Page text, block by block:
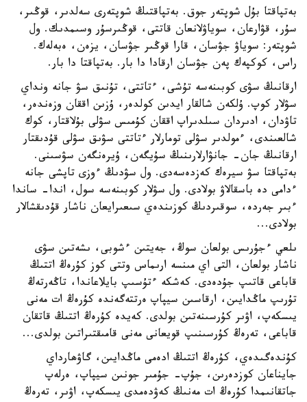
بەتپاقتا بۇل شوپتەر جوق. بەتپاقتىڭ شوپتەرى سەلدىر، قوڭىر،
سۇر، قۋارعان، سوياۋلانعان قاتتى، قوڭىرسۇر وسىمدىك. ول
شوپتەر: سوياۋ جۋسان، قارا قوڭىر جۋسان، يزەن، ەبەلەك.
راس، كوكپەك پەن جۋسان ارقادا دا بار. بەتپاقتا دا بار.
ارقانىڭ سۋى كوبىنەسە تۇشى، ءتاتتى، تۇنىق سۋ جانە ونداي
سۋلار كوپ. ۇلكەن شالقار ايدىن كولدەر، ۇزىن اققان وزەندەر،
تاۋدان، ادىردان سىلدىراپ اققان كۇمىس سۋلى بۇلاقتار، كوك
شالعىندى، ءمولدىر سۋلى تومارلار ءتاتتى سۋىق سۋلى قۇدىقتار
ارقانىڭ جان- جانۋارلارىنىڭ سۇيگەن، ۇيرەنگەن سۋسىنى.
بەتپاقتا سۋ سيرەك كەزدەسەدى. ول سۋدىڭ ءوزى تاپشى جانە
ءدامى دە باسقالاۋ بولادى. ول سۋلار كوبىنەسە سول، اندا- ساندا
ءبىر جەردە، سوقىردىڭ كوزىندەي سىعىرايعان ناشار قۇدىقشالار
بولادى...
ىلعي ءجۇرىس بولعان سوڭ، جەيتىن ءشوبى، ىشەتىن سۋى
ناشار بولعان، التى اي مىنسە ارىماس وتتى كوز كۇرەڭ اتتىڭ
قاباعى قاتىپ جۇدەدى. كەشكە ءتۇسىپ بايلاعاندا، تاڭەرتەڭ
تۇرىپ ماڭدايىن، ارقاسىن سيپاپ ەرتتەگەندە كۇرەڭ ات مەنى
يىسكەپ، اۋىر كۇرسىنەتىن بولدى. كەيدە كۇرەڭ اتتىڭ قاتقان
قاباعى، تەرەڭ كۇرسىنىپ قويعانى مەنى قامىقتىراتىن بولدى...
كۇندەگىدەي، كۇرەڭ اتتىڭ ادەمى ماڭدايىن، گاۋھارداي
جايناعان كوزدەرىن، جۇپ- جۇمىر جونىن سيپاپ، ەرلەپ
جاتقانىمدا كۇرەڭ ات مەنىڭ كەۋدەمدى يىسكەپ، اۋىر، تەرەڭ